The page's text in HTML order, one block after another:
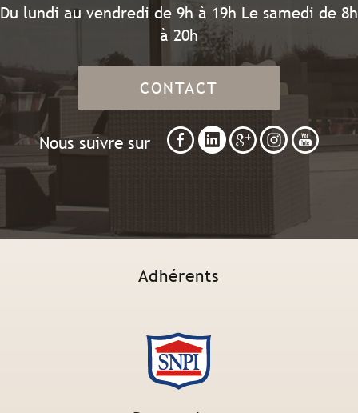
Du lundi au vendredi de 9h à 19h Le samedi de 8h
à 20h
CONTACT
Nous suivre sur
Adhérents